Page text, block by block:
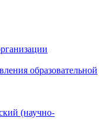
образовательной
(научно-